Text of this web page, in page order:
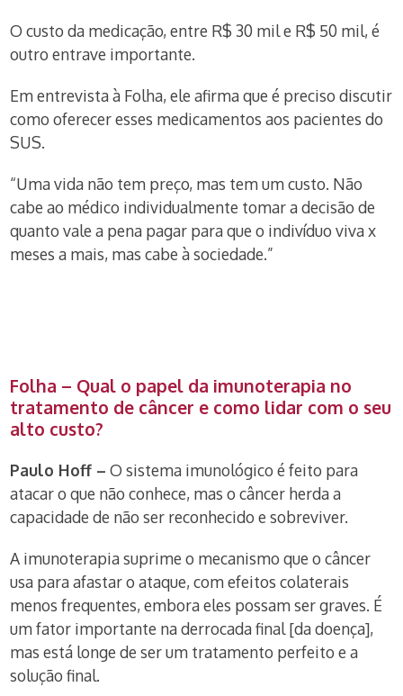
O custo da medicação, entre R$ 30 mil e R$ 50 mil, é
outro entrave importante.
Em entrevista à Folha, ele afirma que é preciso discutir
como oferecer esses medicamentos aos pacientes do
SUS.
“Uma vida não tem preço, mas tem um custo. Não
cabe ao médico individualmente tomar a decisão de
quanto vale a pena pagar para que o indivíduo viva x
meses a mais, mas cabe à sociedade.”
Folha – Qual o papel da imunoterapia no
tratamento de câncer e como lidar com o seu
alto custo?
Paulo Hoff – O sistema imunológico é feito para
atacar o que não conhece, mas o câncer herda a
capacidade de não ser reconhecido e sobreviver.
A imunoterapia suprime o mecanismo que o câncer
usa para afastar o ataque, com efeitos colaterais
menos frequentes, embora eles possam ser graves. É
um fator importante na derrocada final [da doença],
mas está longe de ser um tratamento perfeito e a
solução final.